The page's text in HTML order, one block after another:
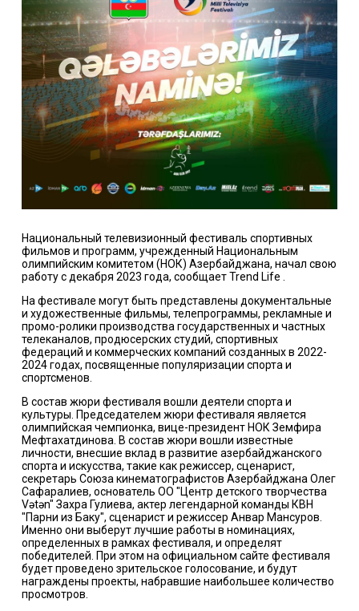
Национальный телевизионный фестиваль спортивных
фильмов и программ, учрежденный Национальным
олимпийским комитетом (НОК) Азербайджана, начал свою
работу с декабря 2023 года, сообщает Trend Life .
На фестивале могут быть представлены документальные
и художественные фильмы, телепрограммы, рекламные и
промо-ролики производства государственных и частных
телеканалов, продюсерских студий, спортивных
федераций и коммерческих компаний созданных в 2022-
2024 годах, посвященные популяризации спорта и
спортсменов.
В состав жюри фестиваля вошли деятели спорта и
культуры. Председателем жюри фестиваля является
олимпийская чемпионка, вице-президент НОК Земфира
Мефтахатдинова. В состав жюри вошли известные
личности, внесшие вклад в развитие азербайджанского
спорта и искусства, такие как режиссер, сценарист,
секретарь Союза кинематографистов Азербайджана Олег
Сафаралиев, основатель ОО "Центр детского творчества
Vətən" Захра Гулиева, актер легендарной команды КВН
"Парни из Баку", сценарист и режиссер Анвар Мансуров.
Именно они выберут лучшие работы в номинациях,
определенных в рамках фестиваля, и определят
победителей. При этом на официальном сайте фестиваля
будет проведено зрительское голосование, и будут
награждены проекты, набравшие наибольшее количество
просмотров.